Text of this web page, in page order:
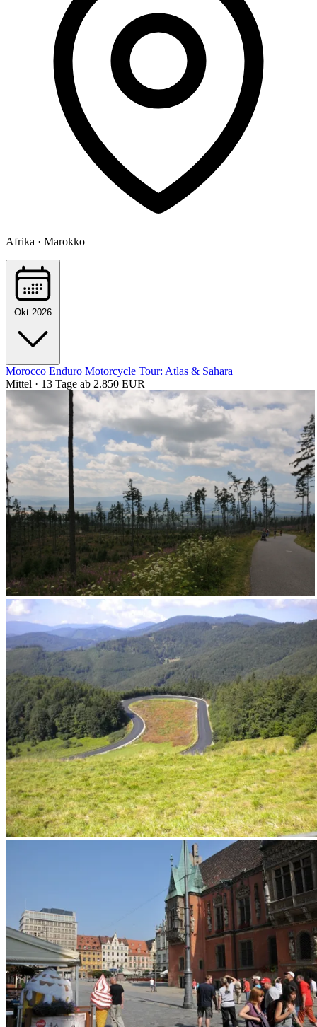
Afrika · Marokko
Okt 2026
Morocco Enduro Motorcycle Tour: Atlas & Sahara
Mittel · 13 Tage ab 2.850 EUR